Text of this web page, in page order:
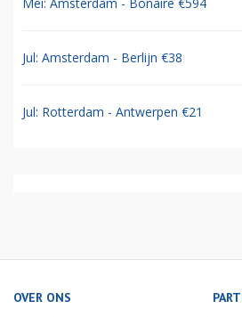
Jul: Amsterdam - Berlijn €38
Jul: Rotterdam - Antwerpen €21
OVER ONS